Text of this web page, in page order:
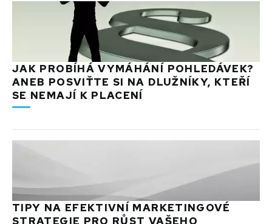
JAK PROBÍHÁ VYMÁHÁNÍ POHLEDÁVEK?
ANEB POSVIŤTE SI NA DLUŽNÍKY, KTEŘÍ
SE NEMAJÍ K PLACENÍ
TIPY NA EFEKTIVNÍ MARKETINGOVÉ
STRATEGIE PRO RŮST VAŠEHO